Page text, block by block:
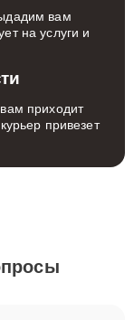
вам
на услуги и
приходит
привезет